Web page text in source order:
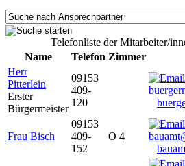
Telefonliste der Mitarbeiter/
Name
Telefon Zimmer
Herr
Pitterlein
Erster
Bürgermeister
09153
409-
120
Frau Bisch
09153
409-
152
O 4